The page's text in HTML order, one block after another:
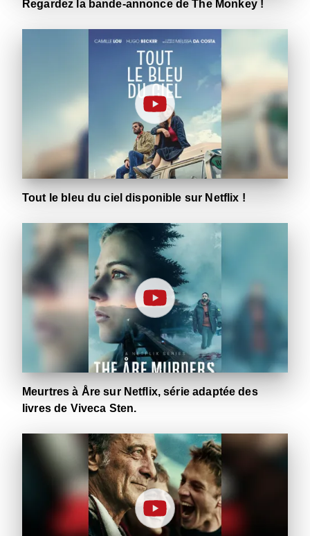
Regardez la bande-annonce de The Monkey !
Tout le bleu du ciel disponible sur Netflix !
Meurtres à Åre sur Netflix, série adaptée des
livres de Viveca Sten.